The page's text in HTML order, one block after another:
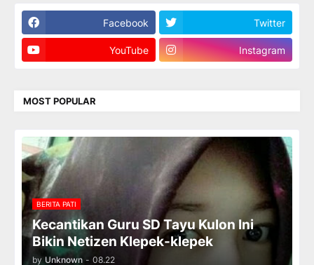
Facebook Twitter
YouTube Instagram
MOST POPULAR
BERITA PATI
Kecantikan Guru SD Tayu Kulon Ini
Bikin Netizen Klepek-klepek
by Unknown - 08.22